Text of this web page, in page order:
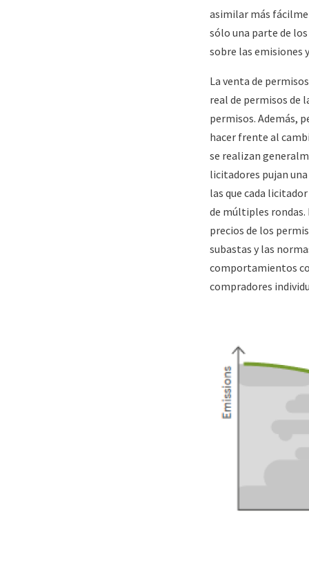
asimilar más
sólo una parte de
sobre las emisiones
La venta de
real de permisos de
permisos. Además,
hacer frente al
se realizan
licitadores pujan
las que cada
de múltiples rondas.
precios de los
subastas y las
comportamientos
compradores